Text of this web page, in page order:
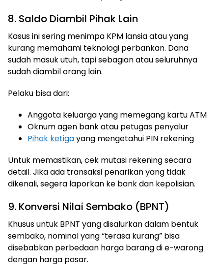
8. Saldo Diambil Pihak Lain
Kasus ini sering menimpa KPM lansia atau yang
kurang memahami teknologi perbankan. Dana
sudah masuk utuh, tapi sebagian atau seluruhnya
sudah diambil orang lain.
Pelaku bisa dari:
Anggota keluarga yang memegang kartu ATM
Oknum agen bank atau petugas penyalur
Pihak ketigayang mengetahui PIN rekening
Untuk memastikan, cek mutasi rekening secara
detail. Jika ada transaksi penarikan yang tidak
dikenali, segera laporkan ke bank dan kepolisian.
9. Konversi Nilai Sembako (BPNT)
Khusus untuk BPNT yang disalurkan dalam bentuk
sembako, nominal yang “terasa kurang” bisa
disebabkan perbedaan harga barang di e-warong
dengan harga pasar.